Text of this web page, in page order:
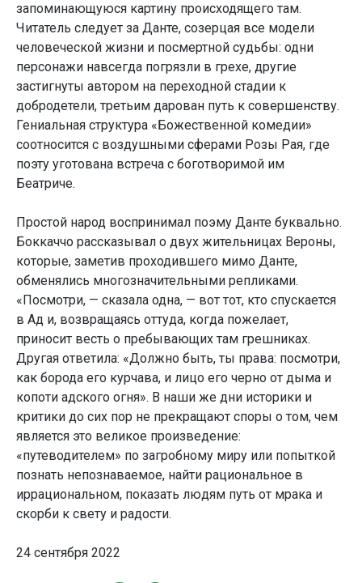
запоминающуюся картину происходящего там.
Читатель следует за Данте, созерцая все модели
человеческой жизни и посмертной судьбы: одни
персонажи навсегда погрязли в грехе, другие
застигнуты автором на переходной стадии к
добродетели, третьим дарован путь к совершенству.
Гениальная структура «Божественной комедии»
соотносится с воздушными сферами Розы Рая, где
поэту уготована встреча с боготворимой им
Беатриче.
Простой народ воспринимал поэму Данте буквально.
Боккаччо рассказывал о двух жительницах Вероны,
которые, заметив проходившего мимо Данте,
обменялись многозначительными репликами.
«Посмотри, — сказала одна, — вот тот, кто спускается
в Ад и, возвращаясь оттуда, когда пожелает,
приносит весть о пребывающих там грешниках.
Другая ответила: «Должно быть, ты права: посмотри,
как борода его курчава, и лицо его черно от дыма и
копоти адского огня». В наши же дни историки и
критики до сих пор не прекращают споры о том, чем
является это великое произведение:
«путеводителем» по загробному миру или попыткой
познать непознаваемое, найти рациональное в
иррациональном, показать людям путь от мрака и
скорби к свету и радости.
24 сентября 2022